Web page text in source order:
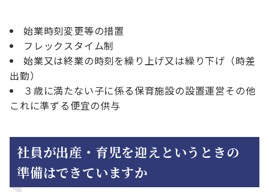
始業時刻変更等の措置
フレックスタイム制
始業又は終業の時刻を繰り上げ又は繰り下げ（時差
出勤）
３歳に満たない子に係る保育施設の設置運営その他
これに準ずる便宜の供与
社員が出産・育児を迎えというときの
準備はできていますか